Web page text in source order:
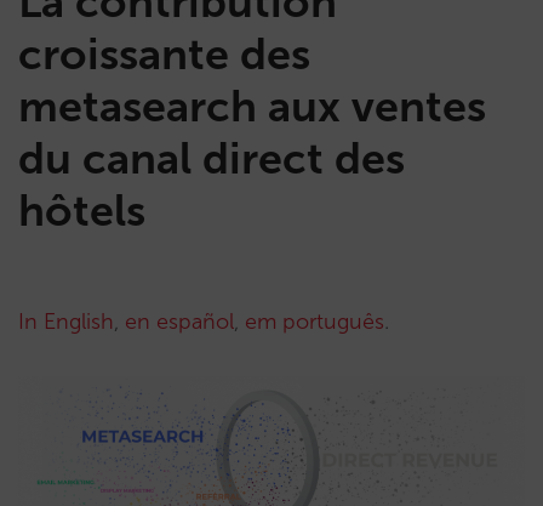
croissante des
metasearch aux ventes
du canal direct des
hôtels
In English, en español, em português.